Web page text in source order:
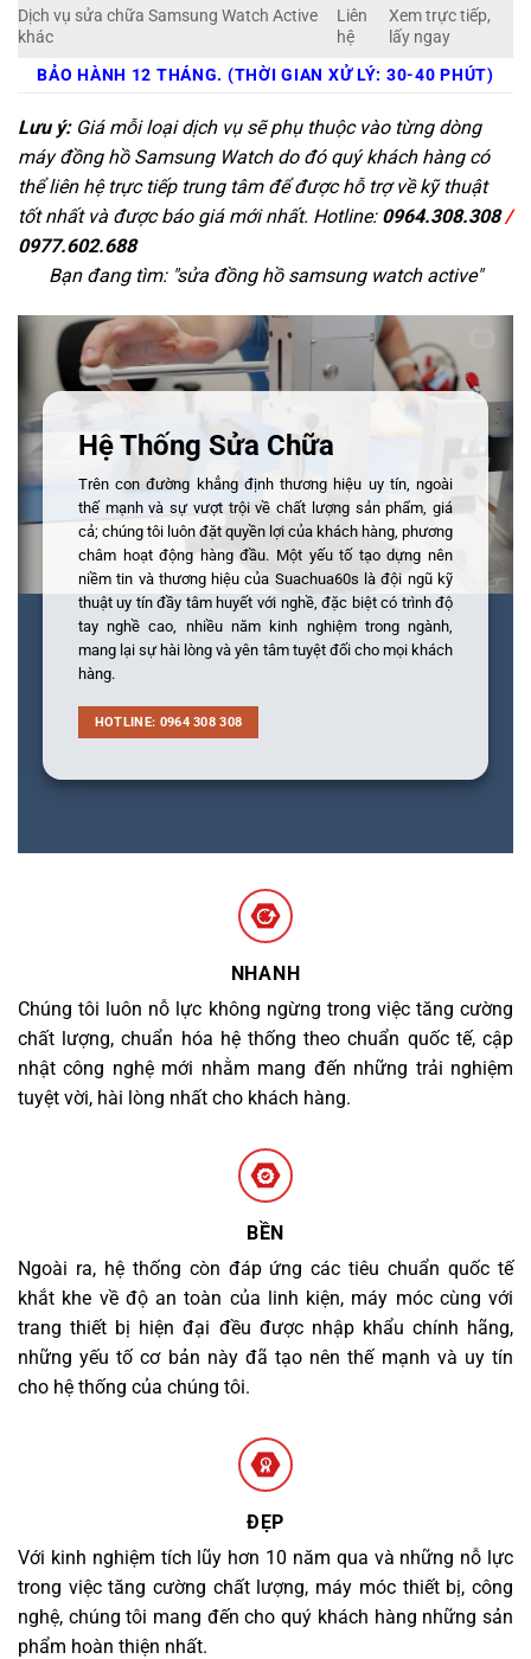
Dịch vụ sửa chữa Samsung Watch Active
khác
Liên
hệ
Xem trực tiếp,
lấy ngay
BẢO HÀNH 12 THÁNG. (THỜI GIAN XỬ LÝ: 30-40 PHÚT)
Lưu ý:Giá mỗi loại dịch vụ sẽ phụ thuộc vào từng dòng
máy đồng hồ Samsung Watch do đó quý khách hàng có
thể liên hệ trực tiếp trung tâm để được hỗ trợ về kỹ thuật
tốt nhất và được báo giá mới nhất. Hotline: 0964.308.308/
0977.602.688
Bạn đang tìm: "sửa đồng hồ samsung watch active"
Hệ Thống Sửa Chữa
Trên con đường khẳng định thương hiệu uy tín, ngoài
thế mạnh và sự vượt trội về chất lượng sản phẩm, giá
cả; chúng tôi luôn đặt quyền lợi của khách hàng, phương
châm hoạt động hàng đầu. Một yếu tố tạo dựng nên
niềm tin và thương hiệu của Suachua60s là đội ngũ kỹ
thuật uy tín đầy tâm huyết với nghề, đặc biệt có trình độ
tay nghề cao, nhiều năm kinh nghiệm trong ngành,
mang lại sự hài lòng và yên tâm tuyệt đối cho mọi khách
hàng.
HOTLINE: 0964 308 308
NHANH
Chúng tôi luôn nỗ lực không ngừng trong việc tăng cường
chất lượng, chuẩn hóa hệ thống theo chuẩn quốc tế, cập
nhật công nghệ mới nhằm mang đến những trải nghiệm
tuyệt vời, hài lòng nhất cho khách hàng.
BỀN
Ngoài ra, hệ thống còn đáp ứng các tiêu chuẩn quốc tế
khắt khe về độ an toàn của linh kiện, máy móc cùng với
trang thiết bị hiện đại đều được nhập khẩu chính hãng,
những yếu tố cơ bản này đã tạo nên thế mạnh và uy tín
cho hệ thống của chúng tôi.
ĐẸP
Với kinh nghiệm tích lũy hơn 10 năm qua và những nỗ lực
trong việc tăng cường chất lượng, máy móc thiết bị, công
nghệ, chúng tôi mang đến cho quý khách hàng những sản
phẩm hoàn thiện nhất.